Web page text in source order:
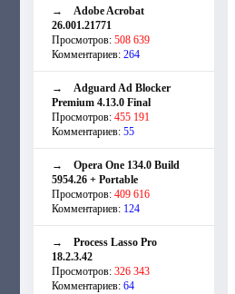
→ Adobe Acrobat
26.001.21771
Просмотров: 508 639
Комментариев: 264
→ Adguard Ad Blocker
Premium 4.13.0 Final
Просмотров: 455 191
Комментариев: 55
→ Opera One 134.0 Build
5954.26 + Portable
Просмотров: 409 616
Комментариев: 124
→ Process Lasso Pro
18.2.3.42
Просмотров: 326 343
Комментариев: 64